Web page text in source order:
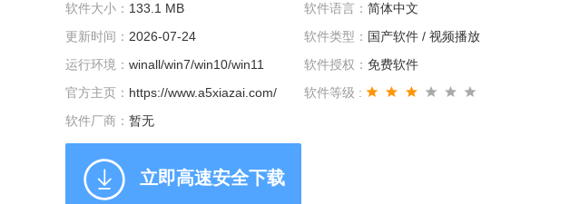
软件大小： 133.1 MB 软件语言： 简体中文
更新时间： 2026-07-24 软件类型： 国产软件 / 视频播放
运行环境： winall/win7/win10/win11 软件授权： 免费软件
官方主页： https://www.a5xiazai.com/
软件等级 :
软件厂商： 暂无
立即高速安全下载